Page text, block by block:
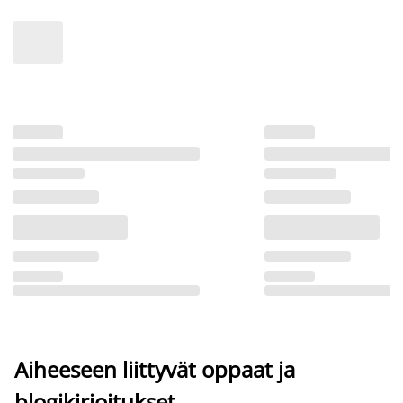
Aiheeseen liittyvät oppaat ja